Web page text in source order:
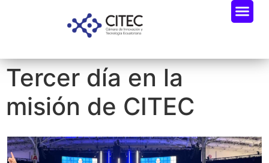
Tercer día en la
misión de CITEC